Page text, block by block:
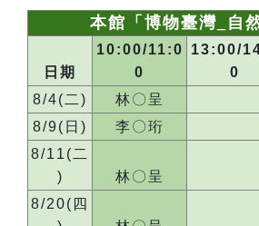
本館「博物臺灣_自
日期
10:00/11:0
0
13:00/
0
8/4(二)
林〇呈
8/9(日)
李〇珩
8/11(二
)
林〇呈
8/20(四